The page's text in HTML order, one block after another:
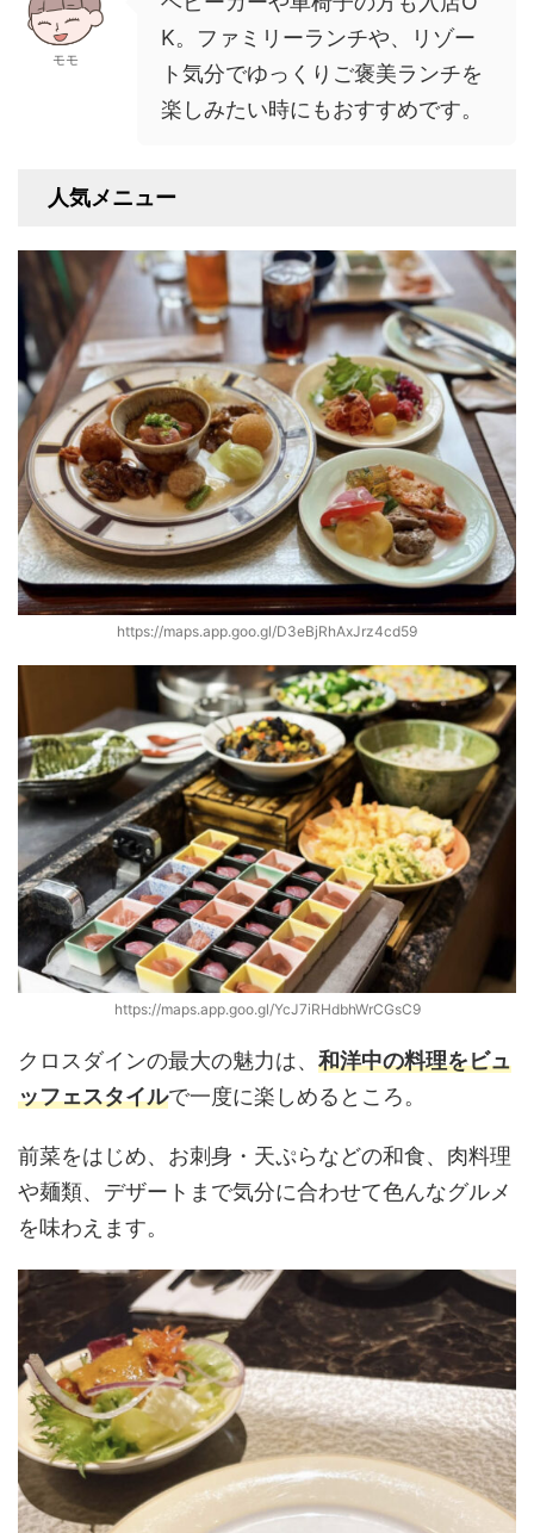
モモ
K。ファミリーランチや、リゾー
ト気分でゆっくりご褒美ランチを
楽しみたい時にもおすすめです。
人気メニュー
https://maps.app.goo.gl/D3eBjRhAxJrz4cd59
https://maps.app.goo.gl/YcJ7iRHdbhWrCGsC9
クロスダインの最大の魅力は、 和洋中の料理をビュ
ッフェスタイルで一度に楽しめるところ。
前菜をはじめ、お刺身・天ぷらなどの和食、肉料理
や麺類、デザートまで気分に合わせて色んなグルメ
を味わえます。